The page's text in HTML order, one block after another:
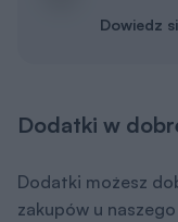
Dowiedz
Dodatki w
Dodatki możesz
zakupów u